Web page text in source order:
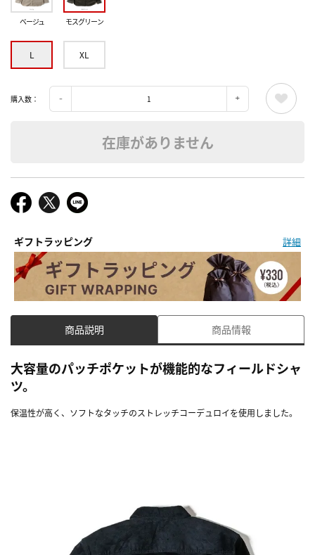
ベージュ モスグリーン
L XL
購入数：
在庫がありません
ギフトラッピング 詳細
商品説明 商品情報
大容量のパッチポケットが機能的なフィールドシャ
ツ。
保温性が高く、ソフトなタッチのストレッチコーデュロイを使用しました。